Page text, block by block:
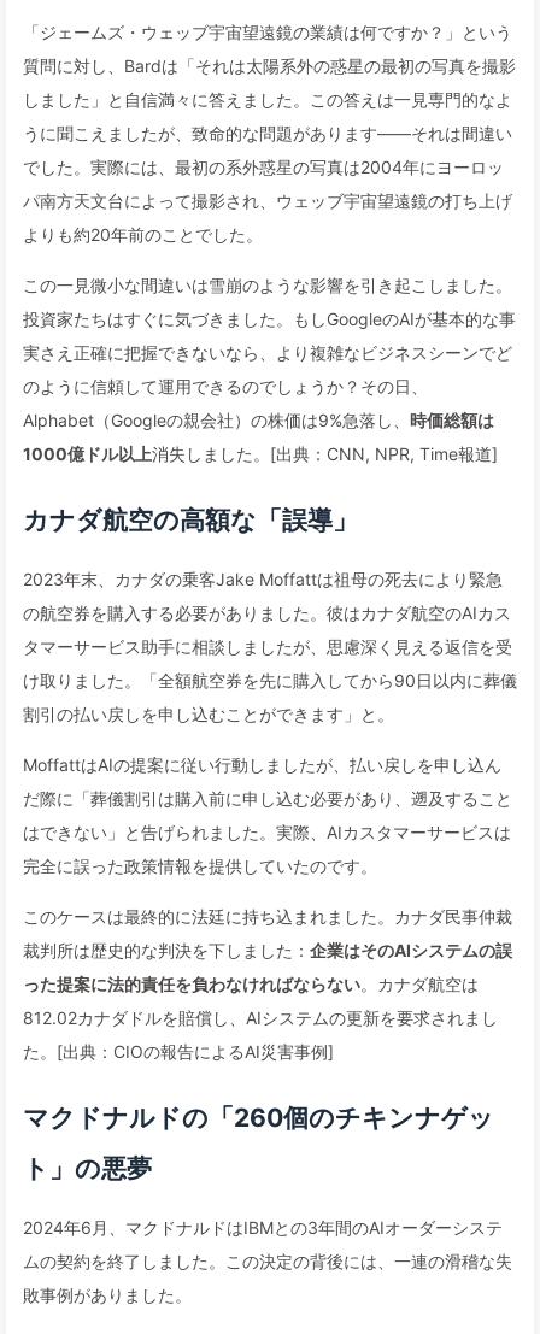
「ジェームズ・ウェッブ宇宙望遠鏡の業績は何ですか？」という
質問に対し、Bardは「それは太陽系外の惑星の最初の写真を撮影
しました」と自信満々に答えました。この答えは一見専門的なよ
うに聞こえましたが、致命的な問題があります——それは間違い
でした。実際には、最初の系外惑星の写真は2004年にヨーロッ
パ南方天文台によって撮影され、ウェッブ宇宙望遠鏡の打ち上げ
よりも約20年前のことでした。
この一見微小な間違いは雪崩のような影響を引き起こしました。
投資家たちはすぐに気づきました。もしGoogleのAIが基本的な事
実さえ正確に把握できないなら、より複雑なビジネスシーンでど
のように信頼して運用できるのでしょうか？その日、
Alphabet（Googleの親会社）の株価は9%急落し、 時価総額は
1000億ドル以上消失しました。[出典：CNN, NPR, Time報道]
カナダ航空の高額な「誤導」
2023年末、カナダの乗客Jake Moffattは祖母の死去により緊急
の航空券を購入する必要がありました。彼はカナダ航空のAIカス
タマーサービス助手に相談しましたが、思慮深く見える返信を受
け取りました。「全額航空券を先に購入してから90日以内に葬儀
割引の払い戻しを申し込むことができます」と。
MoffattはAIの提案に従い行動しましたが、払い戻しを申し込ん
だ際に「葬儀割引は購入前に申し込む必要があり、遡及すること
はできない」と告げられました。実際、AIカスタマーサービスは
完全に誤った政策情報を提供していたのです。
このケースは最終的に法廷に持ち込まれました。カナダ民事仲裁
裁判所は歴史的な判決を下しました： 企業はそのAIシステムの誤
った提案に法的責任を負わなければならない。カナダ航空は
812.02カナダドルを賠償し、AIシステムの更新を要求されまし
た。[出典：CIOの報告によるAI災害事例]
マクドナルドの「260個のチキンナゲッ
ト」の悪夢
2024年6月、マクドナルドはIBMとの3年間のAIオーダーシステ
ムの契約を終了しました。この決定の背後には、一連の滑稽な失
敗事例がありました。